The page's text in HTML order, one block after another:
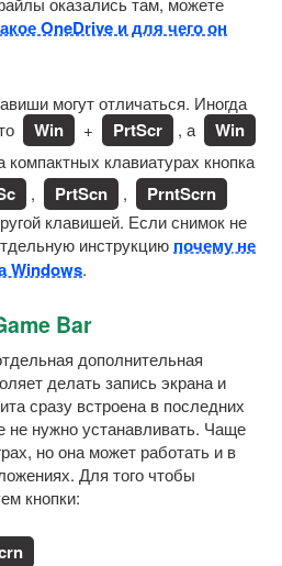
OneDrive и для чего он
могут отличаться. Иногда
Win + PrtScr , а Win
компактных клавиатурах кнопка
, PrtScn , PrntScrn
клавишей. Если снимок не
инструкцию почему не
Windows.
Bar
дополнительная
делать запись экрана и
сразу встроена в последних
не нужно устанавливать. Чаще
но она может работать и в
Для того чтобы
кнопки: